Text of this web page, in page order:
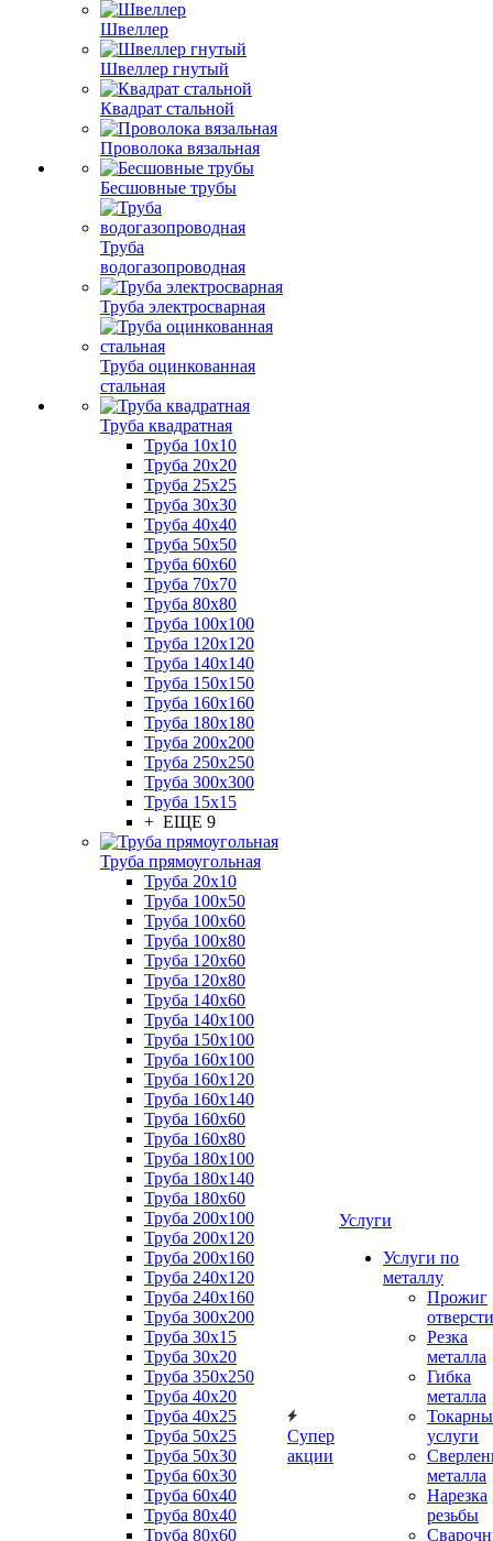
Швеллер
Швеллер гнутый
Квадрат стальной
Проволока вязальная
Бесшовные трубы
Труба
водогазопроводная
Труба электросварная
Труба оцинкованная
стальная
Труба квадратная
Труба 10x10
Труба 20x20
Труба 25x25
Труба 30x30
Труба 40x40
Труба 50x50
Труба 60x60
Труба 70x70
Труба 80x80
Труба 100x100
Труба 120x120
Труба 140x140
Труба 150x150
Труба 160x160
Труба 180x180
Труба 200x200
Труба 250x250
Труба 300x300
Труба 15x15
+ ЕЩЕ 9
Труба прямоугольная
Труба 20x10
Труба 100x50
Труба 100x60
Труба 100x80
Труба 120x60
Труба 120x80
Труба 140x60
Труба 140x100
Труба 150x100
Труба 160x100
Труба 160x120
Труба 160x140
Труба 160x60
Труба 160x80
Труба 180x100
Труба 180x140
Труба 180x60
Труба 200x100
Труба 200x120
Труба 200x160
Труба 240x120
Труба 240x160
Труба 300x200
Труба 30x15
Труба 30x20
Труба 350x250
Труба 40x20
Труба 40x25
Труба 50x25
Труба 50x30
Труба 60x30
Труба 60x40
Труба 80x40
Труба 80x60
Супер
акции
Услуги
Услуги по
металлу
Прожиг
Резка
металла
Гибка
металла
услуги
металла
Нарезка
резьбы